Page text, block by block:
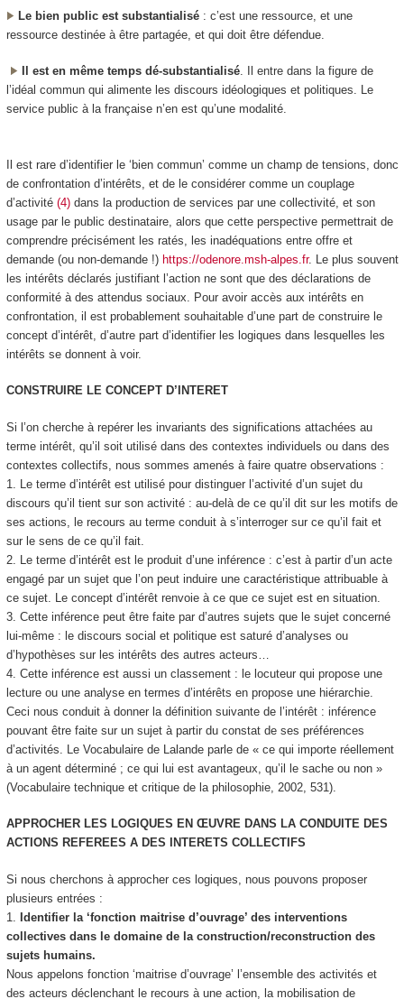
Le bien public est substantialisé: c’est une ressource, et une
ressource destinée à être partagée, et qui doit être défendue.
Il est en même temps dé-substantialisé. Il entre dans la figure de
l’idéal commun qui alimente les discours idéologiques et politiques. Le
service public à la française n’en est qu’une modalité.
Il est rare d’identifier le ‘bien commun’ comme un champ de tensions, donc
de confrontation d’intérêts, et de le considérer comme un couplage
d’activité (4) dans la productionde services par une collectivité, et son
usagepar le public destinataire, alors que cette perspective permettrait de
comprendre précisément les ratés, les inadéquations entre offre et
demande (ou non-demande !) https://odenore.msh-alpes.fr. Le plus souvent
les intérêts déclarés justifiant l’action ne sont que des déclarations de
conformité à des attendus sociaux. Pour avoir accès aux intérêts en
confrontation, il est probablement souhaitable d’une part de construire le
concept d’intérêt, d’autre part d’identifier les logiques dans lesquelles les
intérêts se donnent à voir.
CONSTRUIRE LE CONCEPT D’INTERET
Si l’on cherche à repérer les invariants des significations attachées au
terme intérêt, qu’il soit utilisé dans des contextes individuels ou dans des
contextes collectifs, nous sommes amenés à faire quatre observations :
1.
Le terme d’intérêt est utilisé pour distinguer l’activité d’un sujet du
discours qu’il tient sur son activité: au-delà de ce qu’il dit sur les motifs de
ses actions, le recours au terme conduit à s’interroger sur ce qu’il fait et
sur le sens de ce qu’il fait.
2.
Le terme d’intérêt est le produit d’une inférence: c’est à partir d’un acte
engagé par un sujet que l’on peut induire une caractéristique attribuableà
ce sujet. Le concept d’intérêt renvoie à ce que ce sujet est en situation.
3. Cette inférence peut être faite par d’autres sujets que le sujet concerné
lui-même: le discours social et politique est saturé d’analyses ou
d’hypothèses sur les intérêts des autres acteurs…
4. Cette inférence est aussi un classement: le locuteur qui propose une
lecture ou une analyse en termes d’intérêts en propose une hiérarchie.
Ceci nous conduit à donner la définition suivante de l’intérêt : inférence
pouvant être faite sur un sujet à partir du constat de ses préférences
d’activités . Le Vocabulaire de Lalande parle de « ce qui importe réellement
à un agent déterminé ; ce qui lui est avantageux, qu’il le sache ou non »
(Vocabulaire technique et critique de la philosophie, 2002, 531).
APPROCHER LES LOGIQUES EN ŒUVRE DANS LA CONDUITE DES
ACTIONS REFEREES A DES INTERETS COLLECTIFS
Si nous cherchons à approcher ces logiques, nous pouvons proposer
plusieurs entrées :
1.
Identifier la ‘fonction maitrise d’ouvrage’ des interventions
collectives dans le domaine de la construction/reconstruction des
sujets humains.
Nous appelons fonction ‘maitrise d’ouvrage’ l’ensemble des activités et
des acteurs déclenchant le recours à une action, la mobilisation de